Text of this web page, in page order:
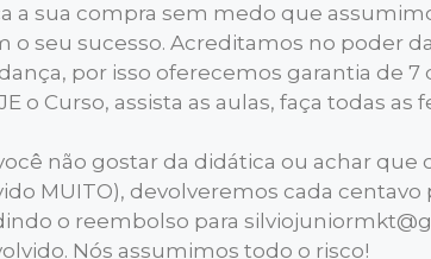
a sua compra sem medo que
o seu sucesso. Acreditamos no poder
por isso oferecemos garantia de 7
o Curso, assista as aulas, faça todas
não gostar da didática ou achar
MUITO), devolveremos cada
o reembolso para
Nós assumimos todo o risco!